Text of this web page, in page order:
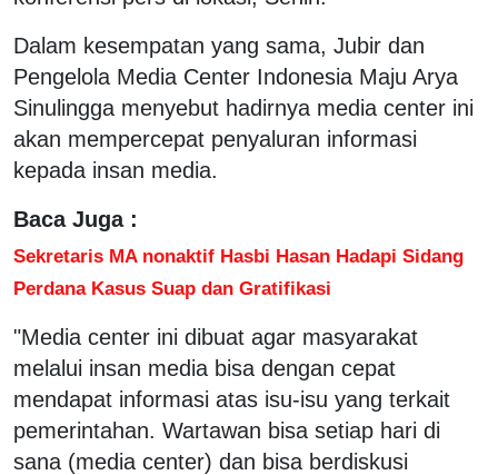
Dalam kesempatan yang sama, Jubir dan
Pengelola Media Center Indonesia Maju Arya
Sinulingga menyebut hadirnya media center ini
akan mempercepat penyaluran informasi
kepada insan media.
Baca Juga :
Sekretaris MA nonaktif Hasbi Hasan Hadapi Sidang
Perdana Kasus Suap dan Gratifikasi
"Media center ini dibuat agar masyarakat
melalui insan media bisa dengan cepat
mendapat informasi atas isu-isu yang terkait
pemerintahan. Wartawan bisa setiap hari di
sana (media center) dan bisa berdiskusi